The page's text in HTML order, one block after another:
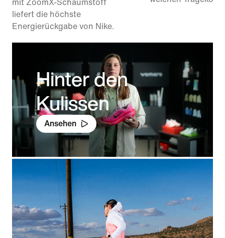
mit ZoomX-Schaumstoff
liefert die höchste
Energierückgabe von Nike.
Hinter den
Kulissen
Ansehen